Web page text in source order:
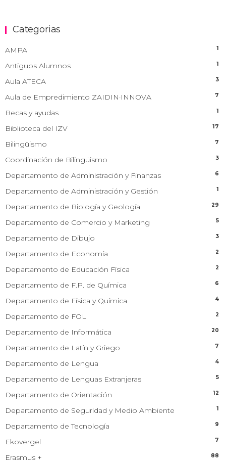
Categorias
AMPA 1
Antiguos Alumnos 1
Aula ATECA 3
Aula de Empredimiento ZAIDIN·INNOVA 7
Becas y ayudas 1
Biblioteca del IZV 17
Bilingüismo 7
Coordinación de Bilingüismo 3
Departamento de Administración y Finanzas 6
Departamento de Administración y Gestión 1
Departamento de Biología y Geología 29
Departamento de Comercio y Marketing 5
Departamento de Dibujo 3
Departamento de Economía 2
Departamento de Educación Física 2
Departamento de F.P. de Química 6
Departamento de Física y Química 4
Departamento de FOL 2
Departamento de Informática 20
Departamento de Latín y Griego 7
Departamento de Lengua 4
Departamento de Lenguas Extranjeras 5
Departamento de Orientación 12
Departamento de Seguridad y Medio Ambiente 1
Departamento de Tecnología 9
Ekovergel 7
Erasmus + 88